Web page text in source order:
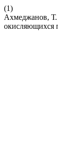
(1)
Ахмеджанов, Т.
окисляющихся